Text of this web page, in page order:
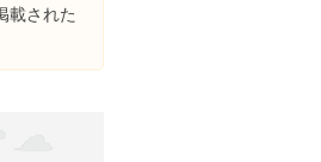
載された